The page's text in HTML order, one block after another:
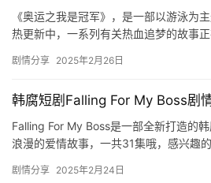
《奥运之我是冠军》，是一部以游泳为
热更新中，一系列有关热血追梦的故事
奥运…
剧情分享 2025年2月26日
韩腐短剧Falling For My Boss剧
Falling For My Boss是一部全新打造的
浪漫的爱情故事，一共31集哦，感兴趣
剧情分享 2025年2月24日